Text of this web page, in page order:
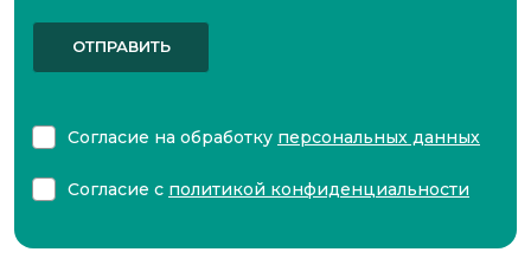
ОТПРАВИТЬ
Согласие на обработку персональных данных
Согласие с политикой конфиденциальности